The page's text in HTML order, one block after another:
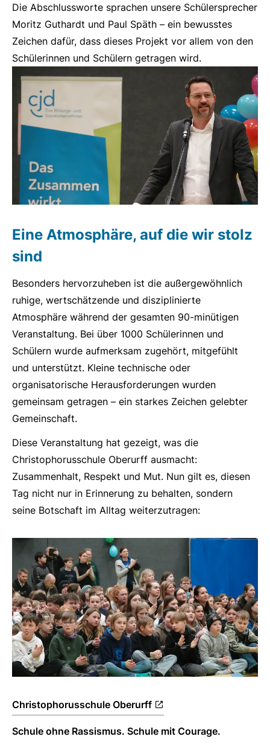
Die Abschlussworte sprachen unsere Schülersprecher
Moritz Guthardt und Paul Späth – ein bewusstes
Zeichen dafür, dass dieses Projekt vor allem von den
Schülerinnen und Schülern getragen wird.
Eine Atmosphäre, auf die wir stolz
sind
Besonders hervorzuheben ist die außergewöhnlich
ruhige, wertschätzende und disziplinierte
Atmosphäre während der gesamten 90-minütigen
Veranstaltung. Bei über 1000 Schülerinnen und
Schülern wurde aufmerksam zugehört, mitgefühlt
und unterstützt. Kleine technische oder
organisatorische Herausforderungen wurden
gemeinsam getragen – ein starkes Zeichen gelebter
Gemeinschaft.
Diese Veranstaltung hat gezeigt, was die
Christophorusschule Oberurff ausmacht:
Zusammenhalt, Respekt und Mut. Nun gilt es, diesen
Tag nicht nur in Erinnerung zu behalten, sondern
seine Botschaft im Alltag weiterzutragen:
Christophorusschule Oberurff
Schule ohne Rassismus. Schule mit Courage.